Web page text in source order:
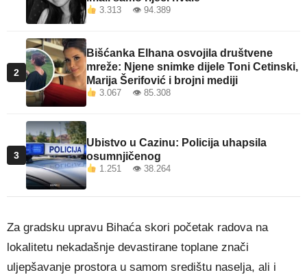
3.313 👁 94.389
2
Bišćanka Elhana osvojila društvene
mreže: Njene snimke dijele Toni Cetinski,
Marija Šerifović i brojni mediji
3.067 👁 85.308
3
Ubistvo u Cazinu: Policija uhapsila
osumnjičenog
1.251 👁 38.264
Za gradsku upravu Bihaća skori početak radova na
lokalitetu nekadašnje devastirane toplane znači
uljepšavanje prostora u samom središtu naselja, ali i